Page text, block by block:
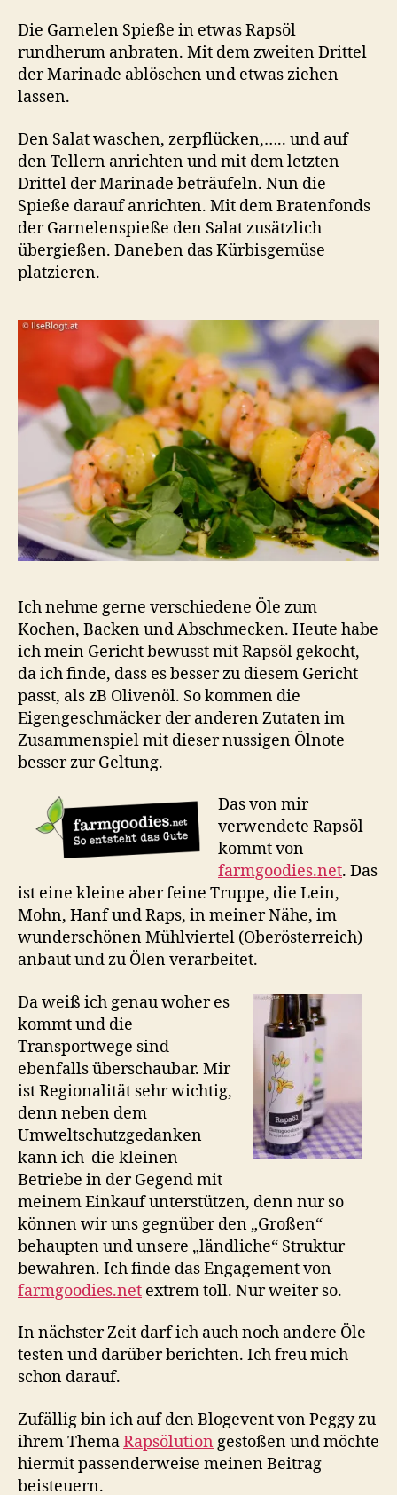
Die Garnelen Spieße in etwas Rapsöl
rundherum anbraten. Mit dem zweiten Drittel
der Marinade ablöschen und etwas ziehen
lassen.
Den Salat waschen, zerpflücken,….. und auf
den Tellern anrichten und mit dem letzten
Drittel der Marinade beträufeln. Nun die
Spieße darauf anrichten. Mit dem Bratenfonds
der Garnelenspieße den Salat zusätzlich
übergießen. Daneben das Kürbisgemüse
platzieren.
Ich nehme gerne verschiedene Öle zum
Kochen, Backen und Abschmecken. Heute habe
ich mein Gericht bewusst mit Rapsöl gekocht,
da ich finde, dass es besser zu diesem Gericht
passt, als zB Olivenöl. So kommen die
Eigengeschmäcker der anderen Zutaten im
Zusammenspiel mit dieser nussigen Ölnote
besser zur Geltung.
Das von mir
verwendete Rapsöl
kommt von
farmgoodies.net. Das
ist eine kleine aber feine Truppe, die Lein,
Mohn, Hanf und Raps, in meiner Nähe, im
wunderschönen Mühlviertel (Oberösterreich)
anbaut und zu Ölen verarbeitet.
Da weiß ich genau woher es
kommt und die
Transportwege sind
ebenfalls überschaubar. Mir
ist Regionalität sehr wichtig,
denn neben dem
Umweltschutzgedanken
kann ich die kleinen
Betriebe in der Gegend mit
meinem Einkauf unterstützen, denn nur so
können wir uns gegnüber den „Großen“
behaupten und unsere „ländliche“ Struktur
bewahren. Ich finde das Engagement von
farmgoodies.net extrem toll. Nur weiter so.
In nächster Zeit darf ich auch noch andere Öle
testen und darüber berichten. Ich freu mich
schon darauf.
Zufällig bin ich auf den Blogevent von Peggy zu
ihrem ThemaRapsölution gestoßen und möchte
hiermit passenderweise meinen Beitrag
beisteuern.